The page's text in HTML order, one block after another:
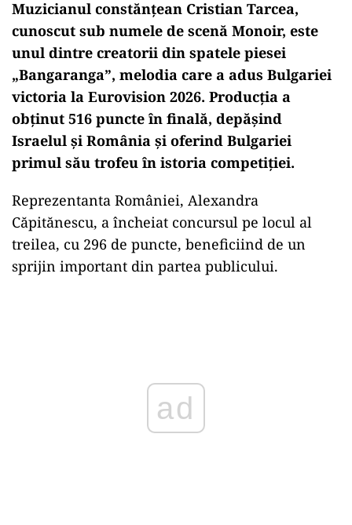
Muzicianul constănțean Cristian Tarcea,
cunoscut sub numele de scenă Monoir, este
unul dintre creatorii din spatele piesei
„Bangaranga”, melodia care a adus Bulgariei
victoria la Eurovision 2026. Producția a
obținut 516 puncte în finală, depășind
Israelul și România și oferind Bulgariei
primul său trofeu în istoria competiției.
Reprezentanta României, Alexandra
Căpitănescu, a încheiat concursul pe locul al
treilea, cu 296 de puncte, beneficiind de un
sprijin important din partea publicului.